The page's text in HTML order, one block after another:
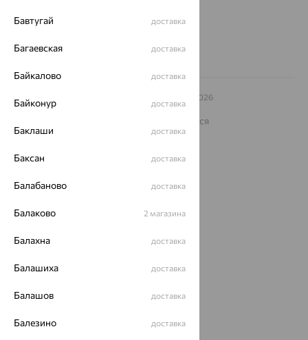
Заказать звонок
© ООО «Ювелирный дом «Кристалл»,
– 2026
Архив акций
Карта сайта
На информационном ресурсе применяются
рекомендательные технологии
Политика конфеденциальности
Разработка сайта —
Бавтугай доставка
Багаевская доставка
Байкалово доставка
Байконур доставка
Баклаши доставка
Баксан доставка
Балабаново доставка
Балаково 2 магазина
Балахна доставка
Балашиха доставка
Балашов доставка
Балезино доставка